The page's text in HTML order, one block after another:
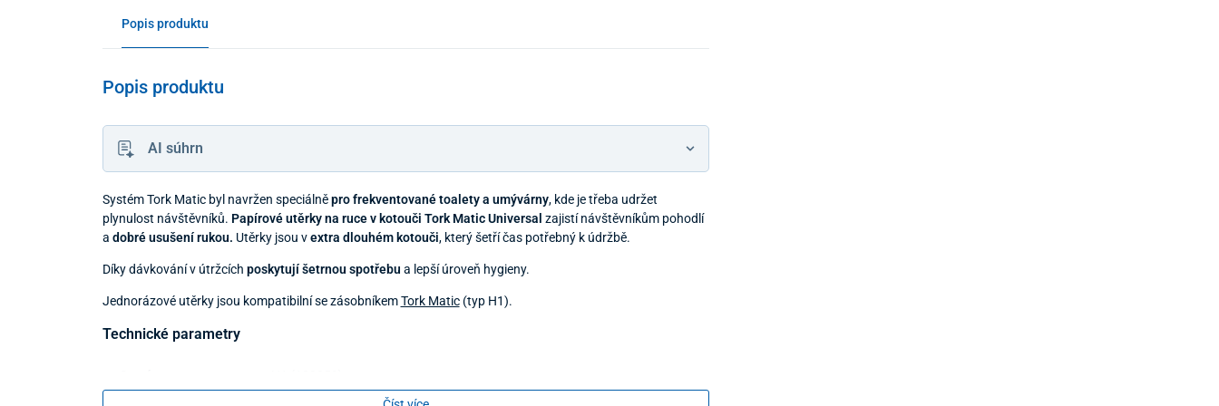
Popis produktu
Popis produktu
AI súhrn
Systém Tork Matic byl navržen speciálněpro frekventované toalety a umývárny, kde je třeba udržet
plynulost návštěvníků. Papírové utěrky na ruce v kotouči Tork Matic Universal zajistí návštěvníkům pohodlí
a dobré usušení rukou. Utěrky jsou vextra dlouhém kotouči, který šetří čas potřebný k údržbě.
Díky dávkování v útržcích poskytují šetrnou spotřebu a lepší úroveň hygieny.
Jednorázové utěrky jsou kompatibilní se zásobníkemTork Matic(typ H1).
Technické parametry